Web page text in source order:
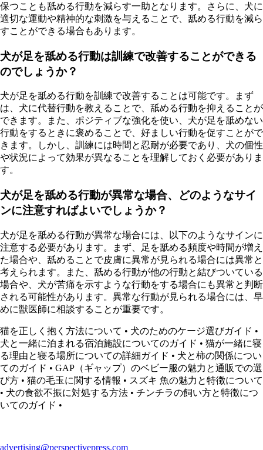
保つことも舐める行動を減らす一助となります。さらに、犬に
適切な運動や精神的な刺激を与えることで、舐める行動を減ら
すことができる場合もあります。
犬が足を舐める行動は訓練で改善することができる
のでしょうか？
犬が足を舐める行動を訓練で改善することは可能です。まず
は、犬に代替行動を教えることで、舐める行動を抑えることが
できます。また、ポジティブな強化を使い、犬が足を舐めない
行動をするときに褒めることで、好ましい行動を促すことがで
きます。しかし、訓練には時間と忍耐が必要であり、犬の個性
や状況によって効果が異なることを理解しておく必要がありま
す。
犬が足を舐める行動が異常な場合、どのようなサイ
ンに注意すればよいでしょうか？
犬が足を舐める行動が異常な場合には、以下のようなサインに
注意する必要があります。まず、足を舐める頻度や時間が増え
た場合や、舐めることで皮膚に異常が見られる場合には異常と
考えられます。また、舐める行動が他の行動と結びついている
場合や、犬が苦痛を示すような行動をする場合にも異常と判断
される可能性があります。異常な行動が見られる場合には、早
めに獣医師に相談することが重要です。
猫を正しく抱く方法について • 犬のためのケージ選びガイド •
犬と一緒に泊まれる宿泊施設についてのガイド • 猫が一緒に寝
る理由と寝る場所についての詳細ガイド • 犬と柿の関係につい
てのガイド • GAP（ギャップ）のベビー服の魅力と通販での選
び方 • 猫の毛玉に関する情報 • スズキ 魚の魅力と特徴について
• 犬の食欲不振に対処する方法 • チンチラの飼い方と特徴につ
いてのガイド •
advertising@perspectivepress.com